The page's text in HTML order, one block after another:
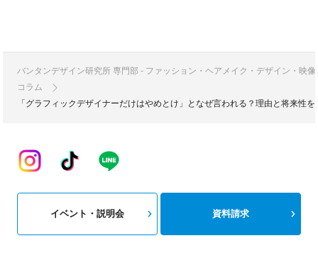
バンタンデザイン研究所 専門部 - ファッション・ヘアメイク・デザイン・映
コラム
「グラフィックデザイナーだけはやめとけ」となぜ言われる？理由と将来性を
イベント・説明会 資料請求